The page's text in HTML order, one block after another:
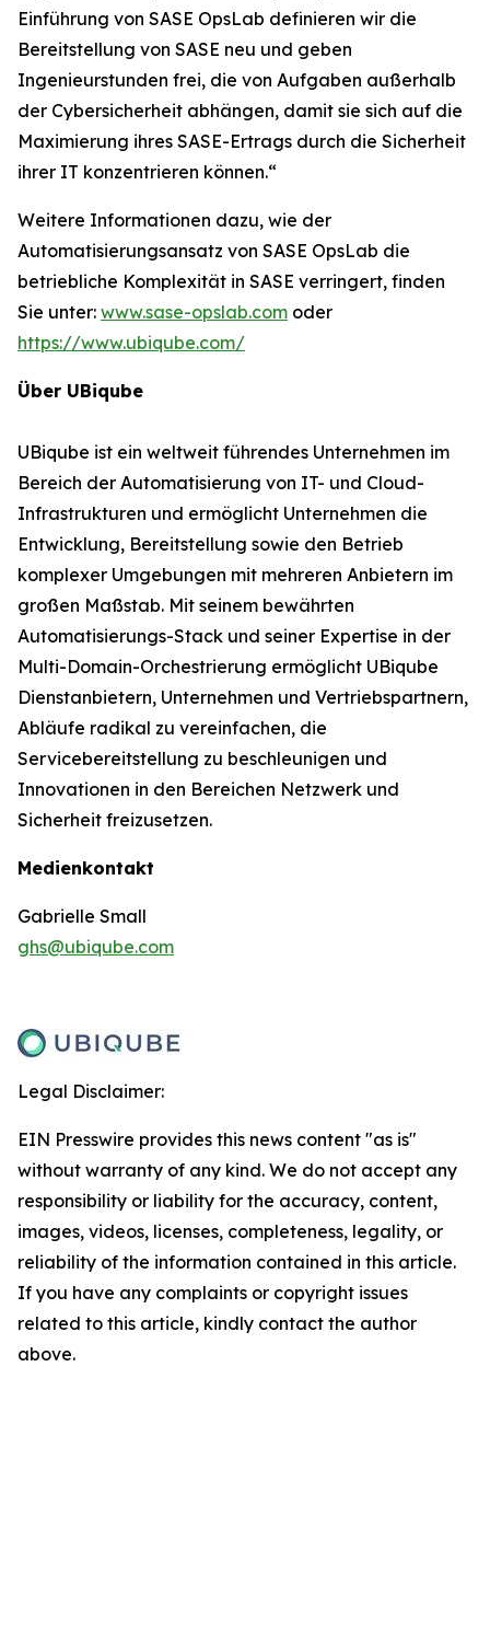
Einführung von SASE OpsLab definieren wir die
Bereitstellung von SASE neu und geben
Ingenieurstunden frei, die von Aufgaben außerhalb
der Cybersicherheit abhängen, damit sie sich auf die
Maximierung ihres SASE-Ertrags durch die Sicherheit
ihrer IT konzentrieren können.“
Weitere Informationen dazu, wie der
Automatisierungsansatz von SASE OpsLab die
betriebliche Komplexität in SASE verringert, finden
Sie unter: www.sase-opslab.com oder
https://www.ubiqube.com/
Über UBiqube
UBiqube ist ein weltweit führendes Unternehmen im
Bereich der Automatisierung von IT- und Cloud-
Infrastrukturen und ermöglicht Unternehmen die
Entwicklung, Bereitstellung sowie den Betrieb
komplexer Umgebungen mit mehreren Anbietern im
großen Maßstab. Mit seinem bewährten
Automatisierungs-Stack und seiner Expertise in der
Multi-Domain-Orchestrierung ermöglicht UBiqube
Dienstanbietern, Unternehmen und Vertriebspartnern,
Abläufe radikal zu vereinfachen, die
Servicebereitstellung zu beschleunigen und
Innovationen in den Bereichen Netzwerk und
Sicherheit freizusetzen.
Medienkontakt
Gabrielle Small
ghs@ubiqube.com
Legal Disclaimer:
EIN Presswire provides this news content "as is"
without warranty of any kind. We do not accept any
responsibility or liability for the accuracy, content,
images, videos, licenses, completeness, legality, or
reliability of the information contained in this article.
If you have any complaints or copyright issues
related to this article, kindly contact the author
above.